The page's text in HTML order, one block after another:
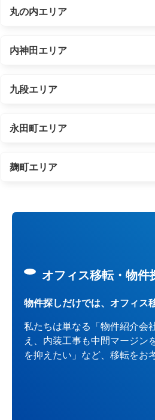
丸の内エリア
内神田エリア
九段エリア
永田町エリア
麹町エリア
オフィス移転・物
物件探しだけでは、オフィス
私たちは単なる「物件紹介会
え、内装工事も中間マージン
を抑えたい」など、移転をお